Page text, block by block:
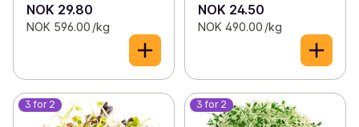
NOK 29.80
NOK 596.00 /kg
NOK 24.50
NOK 490.00 /kg
3 for 2 3 for 2